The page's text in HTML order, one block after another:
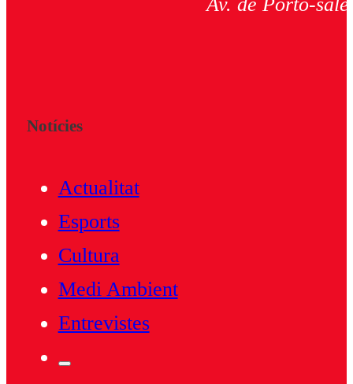
Av. de Porto-
Notícies
Actualitat
Esports
Cultura
Medi Ambient
Entrevistes